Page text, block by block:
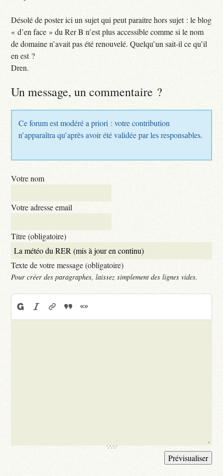
Désolé de poster ici un sujet qui peut paraitre hors sujet : le blog
« d’en face » du Rer B n’est plus accessible comme si le nom
de domaine n’avait pas été renouvelé. Quelqu’un sait-il ce qu’il
en est ?
Dren.
Un message, un commentaire ?
Ce forum est modéré a priori : votre contribution
n’apparaîtra qu’après avoir été validée par les responsables.
Votre nom
Votre adresse email
Titre (obligatoire)
Texte de votre message (obligatoire)
Pour créer des paragraphes, laissez simplement des lignes vides.